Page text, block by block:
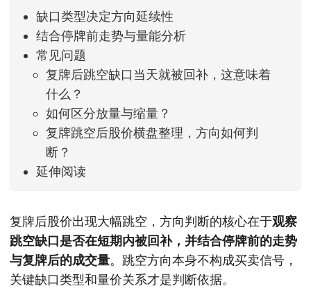
家感受到了春天般的暖风。指数涨了百点，交易额
回暖到2
缺口类型决定方向延续性
结合停牌前走势与量能分析
常见问题
复牌后跳空缺口当天就被回补，这意味着
什么？
如何区分放量与缩量？
复牌跳空后股价横盘整理，方向如何判
断？
延伸阅读
复牌后股价出现大幅跳空，方向判断的核心在于观察
跳空缺口是否在短期内被回补，并结合停牌前的走势
与复牌后的成交量。跳空方向本身不构成买卖信号，
关键缺口类型和量价关系才是判断依据。